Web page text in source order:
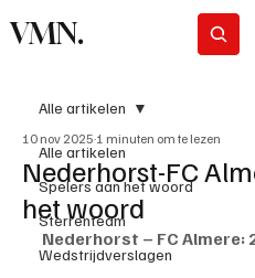
VMN.
Alle artikelen
Spelers aan het woord
Sterrenteam
Wedstrijdverslagen
Alle artikelen
Nederhorst-FC
het woord
10 nov 2025 1 minuten om te lezen
Nederhorst – FC Almere: